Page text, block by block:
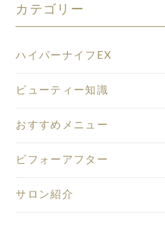
カテゴリー
ハイパーナイフEX
ビューティー知識
おすすめメニュー
ビフォーアフター
サロン紹介